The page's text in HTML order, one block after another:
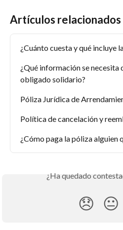
Artículos relacionados
¿Cuánto cuesta y qué incluye
¿Qué información se necesita
obligado solidario?
Póliza Jurídica de
Política de cancelación y
¿Cómo paga la póliza alguien
¿Ha quedado
😞 😐